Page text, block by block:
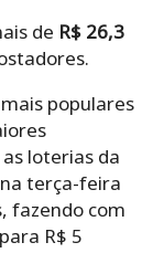
de R$ 26,3
populares
loterias da
terça-feira
fazendo com
R$ 5